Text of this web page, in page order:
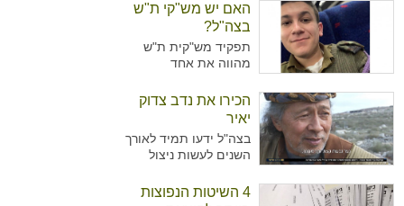
האם יש מש"קי ת"ש
בצה"ל?
תפקיד מש"קית ת"ש
מהווה את אחד
יותר עם נשים מאשר
גברים בצה"ל. מדובר על
תפקיד המקביל לתפקיד
של עובדת סוציאלית
ויועצת בבתי הספר,
להכשיר גם גברים לאותו
הכירו את נדב צדוק
יאיר
בצה"ל ידעו תמיד לאורך
השנים לעשות ניצול
שלו ידע נרחב בתחומים
4 השיטות הנפוצות